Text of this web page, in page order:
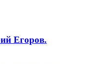
Егоров.